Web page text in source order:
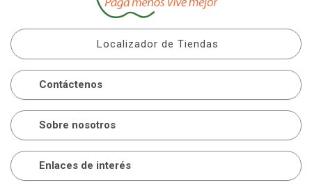
Localizador de Tiendas
Contáctenos
Sobre nosotros
Enlaces de interés